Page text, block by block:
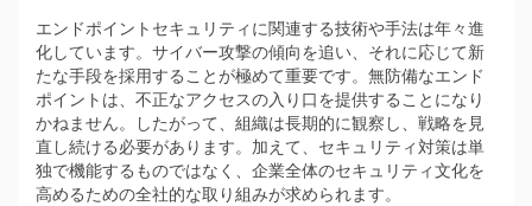
エンドポイントセキュリティに関連する技術や手法は年々進
化しています。サイバー攻撃の傾向を追い、それに応じて新
たな手段を採用することが極めて重要です。無防備なエンド
ポイントは、不正なアクセスの入り口を提供することになり
かねません。したがって、組織は長期的に観察し、戦略を見
直し続ける必要があります。加えて、セキュリティ対策は単
独で機能するものではなく、企業全体のセキュリティ文化を
高めるための全社的な取り組みが求められます。